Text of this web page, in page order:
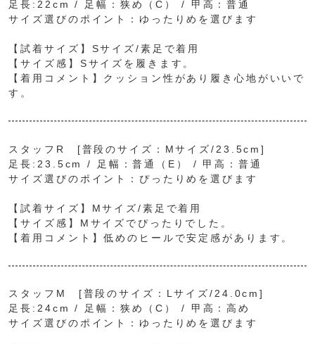
足長:22cm / 足幅：狭め（C） / 甲高：普通
サイズ選びのポイント：ゆったりめを選びます
【試着サイズ】Sサイズ/素足で着用
【サイズ感】Sサイズを履きます。
【着用コメント】クッション性があり履き心地がいいで
す。
スタッフR [普段のサイズ：Mサイズ/23.5cm]
足長:23.5cm / 足幅：普通（E） / 甲高：普通
サイズ選びのポイント：ぴったりめを選びます
【試着サイズ】Mサイズ/素足で着用
【サイズ感】Mサイズでぴったりでした。
【着用コメント】低めのヒールで安定感があります。
スタッフM [普段のサイズ：Lサイズ/24.0cm]
足長:24cm / 足幅：狭め（C） / 甲高：高め
サイズ選びのポイント：ゆったりめを選びます